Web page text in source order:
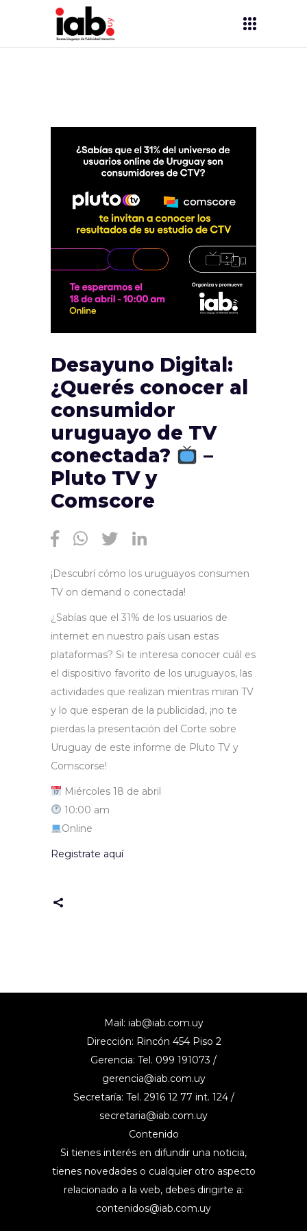
Desayuno Digital:
¿Querés conocer al
consumidor
uruguayo de TV
conectada?
–
Pluto TV y
Comscore
¡Descubrí cómo los uruguayos consumen
TV on demand o conectada!
¿Sabías que el 31% de los usuarios de
internet en nuestro país usan estas
plataformas? Si te interesa conocer cuál es
el dispositivo favorito de los uruguayos, las
actividades que realizan mientras miran TV
y lo que esperan de la publicidad, ¡no te
pierdas la presentación del Corte sobre
Uruguay de este informe de Pluto TV y
Comscorse!
Miércoles 18 de abril
10:00 am
Online
Registrate aquí
Mail: iab@iab.com.uy
Dirección: Rincón 454 Piso 2
Gerencia: Tel. 099 191073 /
gerencia@iab.com.uy
Secretaría: Tel. 2916 12 77 int. 124 /
secretaria@iab.com.uy
Contenido
Si tienes interés en difundir una noticia,
tienes novedades o cualquier otro aspecto
relacionado a la web, debes dirigirte a:
contenidos@iab.com.uy